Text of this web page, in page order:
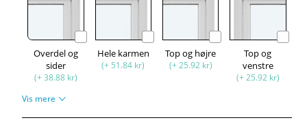
Overdel og
sider
(+ 38.88 kr)
Hele karmen
(+ 51.84 kr)
Top og højre
(+ 25.92 kr)
Top og
venstre
(+ 25.92 kr)
Vis mere